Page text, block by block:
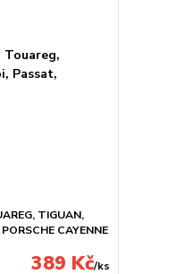
TIGUAN,
CAYENNE
389 Kč/ks